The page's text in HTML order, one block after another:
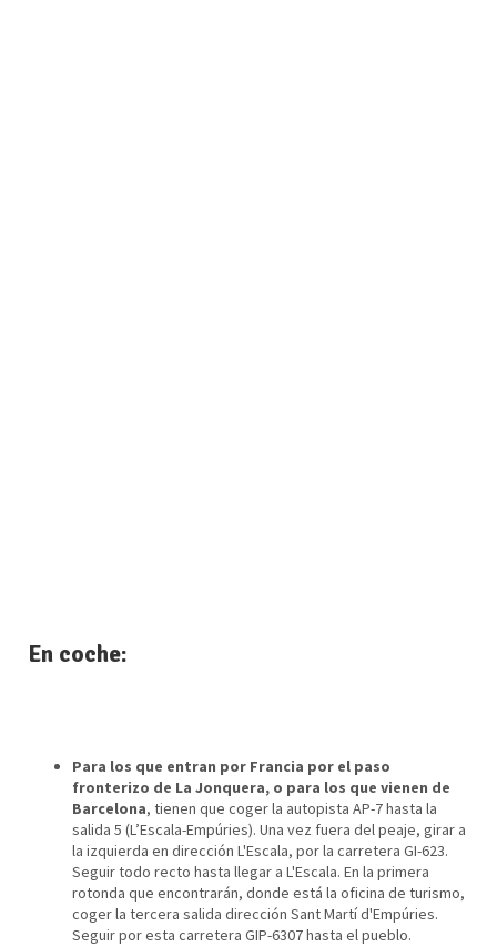
En coche:
Para los que entran por Francia por el paso
fronterizo de La Jonquera, o para los que vienen de
Barcelona, tienen que coger la autopista AP-7 hasta la
salida 5 (L’Escala-Empúries). Una vez fuera del peaje, girar a
la izquierda en dirección L'Escala, por la carretera GI-623.
Seguir todo recto hasta llegar a L'Escala. En la primera
rotonda que encontrarán, donde está la oficina de turismo,
coger la tercera salida dirección Sant Martí d'Empúries.
Seguir por esta carretera GIP-6307 hasta el pueblo.